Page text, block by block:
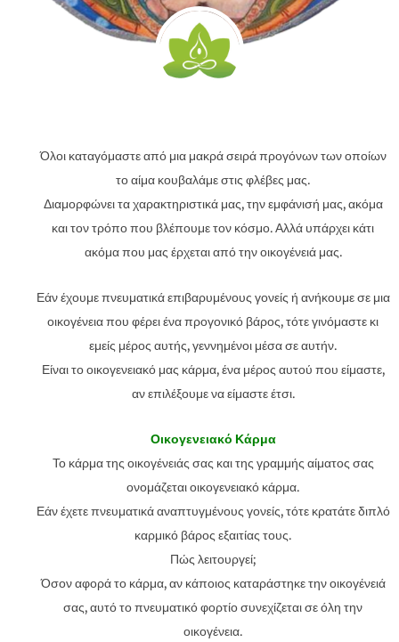
Όλοι καταγόμαστε από μια μακρά σειρά προγόνων των οποίων
το αίμα κουβαλάμε στις φλέβες μας.
Διαμορφώνει τα χαρακτηριστικά μας, την εμφάνισή μας, ακόμα
και τον τρόπο που βλέπουμε τον κόσμο. Αλλά υπάρχει κάτι
ακόμα που μας έρχεται από την οικογένειά μας.
Εάν έχουμε πνευματικά επιβαρυμένους γονείς ή ανήκουμε σε μια
οικογένεια που φέρει ένα προγονικό βάρος, τότε γινόμαστε κι
εμείς μέρος αυτής, γεννημένοι μέσα σε αυτήν.
Είναι το οικογενειακό μας κάρμα, ένα μέρος αυτού που είμαστε,
αν επιλέξουμε να είμαστε έτσι.
Οικογενειακό Κάρμα
Το κάρμα της οικογένειάς σας και της γραμμής αίματος σας
ονομάζεται οικογενειακό κάρμα.
Εάν έχετε πνευματικά αναπτυγμένους γονείς, τότε κρατάτε διπλό
καρμικό βάρος εξαιτίας τους.
Πώς λειτουργεί;
Όσον αφορά το κάρμα, αν κάποιος καταράστηκε την οικογένειά
σας, αυτό το πνευματικό φορτίο συνεχίζεται σε όλη την
οικογένεια.